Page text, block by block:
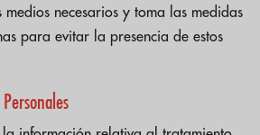
necesarios y toma las medidas
para evitar la presencia de estos